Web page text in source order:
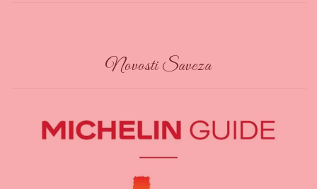
Novosti Saveza